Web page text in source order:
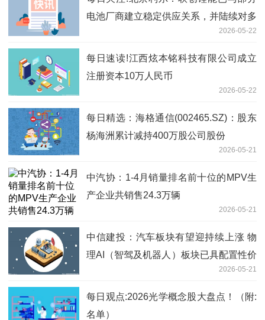
电池厂商建立稳定供应关系，并陆续对多
2026-05-22
每日速读!江西炫本铭科技有限公司成立
注册资本10万人民币
2026-05-22
每日精选：海格通信(002465.SZ)：股东
杨海洲累计减持400万股公司股份
2026-05-21
中汽协：1-4月销量排名前十位的MPV生
产企业共销售24.3万辆
2026-05-21
中信建投：汽车板块有望迎持续上涨 物
理AI（智驾及机器人）板块已具配置性价
2026-05-21
每日观点:2026光学概念股大盘点！（附:
名单）